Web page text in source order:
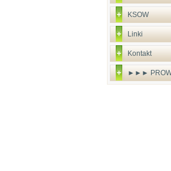
KSOW
Linki
Kontakt
►►►